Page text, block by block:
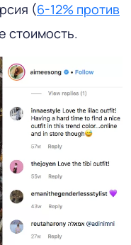
(6-12% против
стоимость.